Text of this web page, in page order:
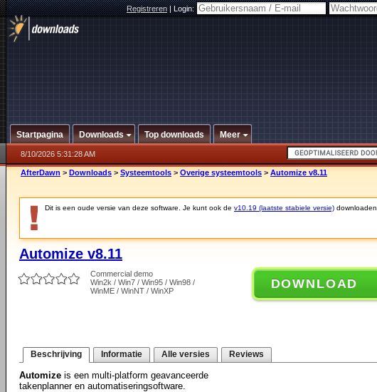
Registreren|Login:
Startpagina Downloads Top downloads Meer
8/10/2026 5:31:28 AM
AfterDawn > Downloads > Systeemtools > Overige systeemtools > Automize v8.11
Dit is een oude versie van deze software. Je kunt ook de v10.19 (laatste stabiele versie) downloaden.
Automize v8.11
Commercial demo
Win2k / Win7 / Win95 / Win98 /
WinME / WinNT / WinXP
DOWNLOAD
Beschrijving Informatie Alle versies Reviews
Automize is een multi-platform geavanceerde
takenplanner en automatiseringsoftware.